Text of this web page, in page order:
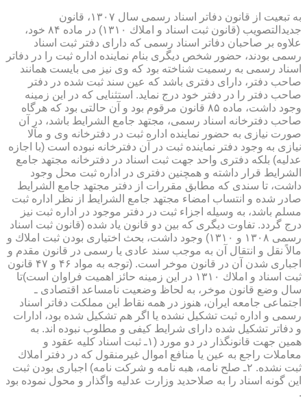
به تبعیت از قانون دفاتر اسناد رسمی سال ۱۳۰۷، قانون
جدیدالتصویب (قانون ثبت اسناد و املاك ۱۳۱۰) در ماده ۸۴ خود،
علاوه بر صاحبان دفاتر اسناد رسمی كه دارای دفتر ثبت اسناد
رسمی بودند، حضور شخص دیگری بنام نماینده اداره ثبت را در دفاتر
اسناد رسمی به رسمیت شناخته بود كه وی نیز می بایست همانند
صاحب دفتر، دارای دفتری باشد كه عین سند ثبت شده در دفتر
صاحب دفتر را در دفتر خود درج نماید. استثنایی كه در این زمینه
وجود داشت، ماده ۸۵ قانون مرقوم بود و آن حالتی بود كه هرگاه
صاحب دفترخانه اسناد رسمی، مجتهد جامع الشرایط باشد، در آن
صورت نیازی به حضور نماینده اداره ثبت در دفترخانه وی و مآلا
نیازی به وجود دفتر نماینده ثبت در آن دفترخانه نبوده است (با اجازه
عدلیه) بلكه دفتری واحد جهت ثبت اسناد در دفترخانه مجتهد جامع
الشرایط قرار داشته و همچنین دفتری در اداره ثبت محل وجود
داشت، تا سندی كه مطابق مقررات از دفتر مجتهد جامع الشرایط
صادر شده و انتساب امضاء مجتهد جامع الشرایط از نظر اداره ثبت
مسلم باشد، به وسیله اجزاء ثبت در دفتر موجود در اداره ثبت نیز
درج گردد. تفاوت دیگری كه بین دو قانون یاد شده (قانون ثبت اسناد
رسمی ۱۳۰۸ و ۱۳۱۰) وجود داشت، بحث اختیاری بودن ثبت املاك و
مالاً نقل و انتقال آن به موجب سند عادی یا رسمی در قانون مقدم و
اجباری شدن آن در قانون موخر است. (توجه به مواد ۴۶ و ۴۷ قانون
ثبت اسناد و املاك ۱۳۱۰ در این زمینه حائز اهمیت فراوان است)تا
سال وضع قانون موخر، به لحاظ وضعیت نامساعد اقتصادی ـ
اجتماعی جامعه ایران، هنوز در همه نقاط این مملكت دفاتر اسناد
رسمی و اداره ثبت تشكیل نشده یا اگر هم تشكیل شده بود، ادارات
و دفاتر تشكیل شده دارای شرایط كیفی و مطلوب نبوده اند. به
همین جهت قانونگذار در دو مورد (۱ـ ثبت اسناد كلیه عقود و
معاملات راجع به عین یا منافع اموال غیرمنقول كه در دفتر املاك
ثبت نشده. ۲ـ صلح نامه، هبه نامه و شركت نامه) اجباری بودن ثبت
این گونه اسناد را به صلاحدید وزارت عدلیه واگذار و محول نموده بود
.